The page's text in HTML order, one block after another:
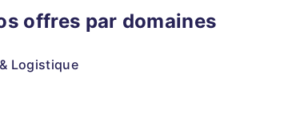
offres par domaines
Logistique